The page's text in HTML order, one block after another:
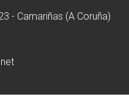
- Camariñas (A Coruña)